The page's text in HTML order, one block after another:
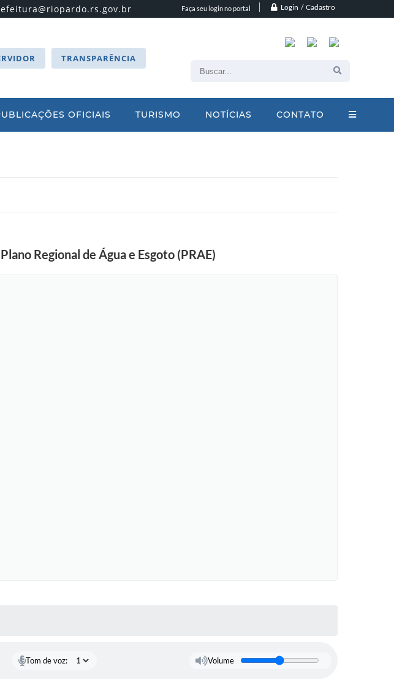
Faça seu login no portal Login / Cadastro
TRANSPARÊNCIA
OFICIAIS TURISMO NOTÍCIAS CONTATO
Regional de Água e Esgoto (PRAE)
Tom de voz: Volume